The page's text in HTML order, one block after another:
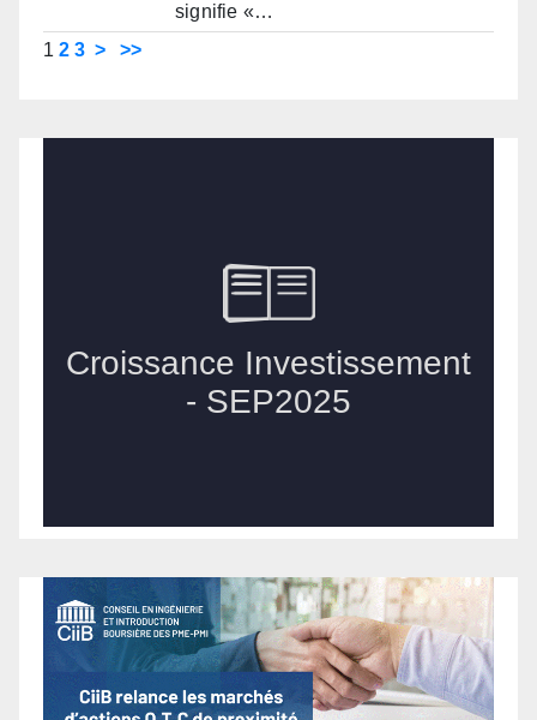
signifie «…
1 2 3 > >>